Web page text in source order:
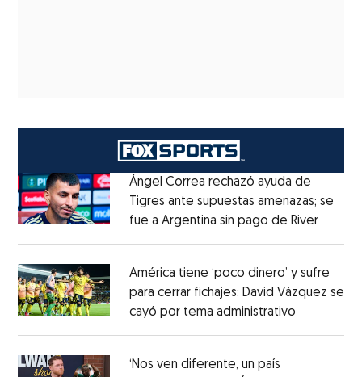
Ángel Correa rechazó ayuda de
Tigres ante supuestas amenazas; se
fue a Argentina sin pago de RiverOpens
América tiene ‘poco dinero’ y sufre
para cerrar fichajes: David Vázquez se
cayó por tema administrativo
‘Nos ven diferente, un país